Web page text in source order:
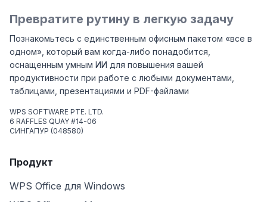
Превратите рутину в легкую задачу
Познакомьтесь с единственным офисным пакетом «все в
одном», который вам когда-либо понадобится,
оснащенным умным ИИ для повышения вашей
продуктивности при работе с любыми документами,
таблицами, презентациями и PDF-файлами
WPS SOFTWARE PTE. LTD.
6 RAFFLES QUAY #14-06
СИНГАПУР (048580)
Продукт
WPS Office для Windows